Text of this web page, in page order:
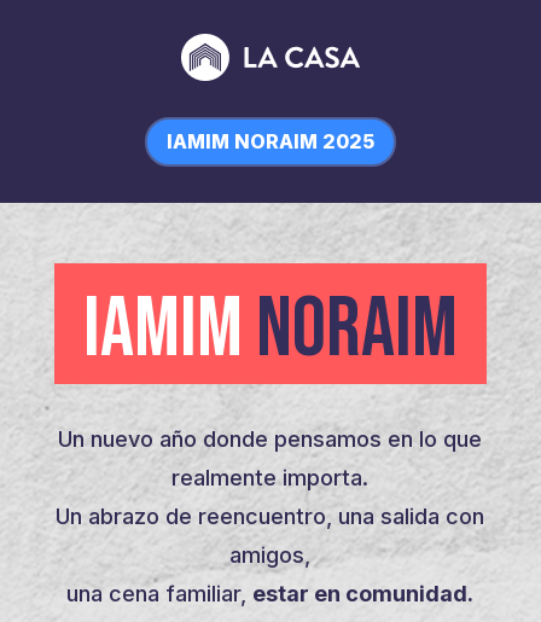
IAMIM NORAIM 2025
IAMIM NORAIM
Un nuevo año donde pensamos en lo que
realmente importa.
Un abrazo de reencuentro, una salida con
amigos,
una cena familiar, estar en comunidad.